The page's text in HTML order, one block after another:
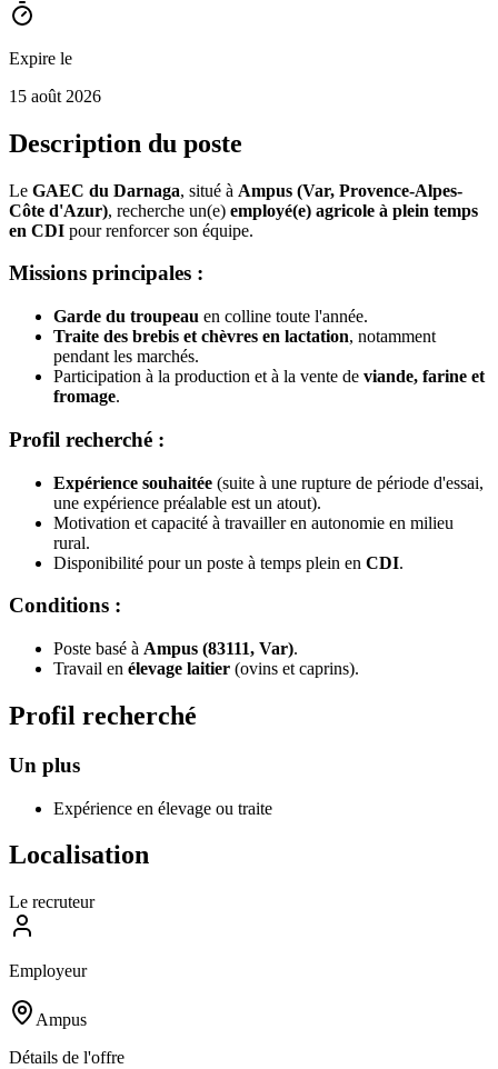
Expire le
15 août 2026
Description du poste
Le GAEC du Darnaga, situé à Ampus (Var, Provence-Alpes-
Côte d'Azur), recherche un(e) employé(e) agricole à plein temps
en CDI pour renforcer son équipe.
Missions principales :
Garde du troupeau en colline toute l'année.
Traite des brebis et chèvres en lactation, notamment
pendant les marchés.
Participation à la production et à la vente de viande, farine et
fromage.
Profil recherché :
Expérience souhaitée (suite à une rupture de période d'essai,
une expérience préalable est un atout).
Motivation et capacité à travailler en autonomie en milieu
rural.
Disponibilité pour un poste à temps plein en CDI.
Conditions :
Poste basé à Ampus (83111, Var).
Travail en élevage laitier (ovins et caprins).
Profil recherché
Un plus
Expérience en élevage ou traite
Localisation
Le recruteur
Employeur
Ampus
Détails de l'offre